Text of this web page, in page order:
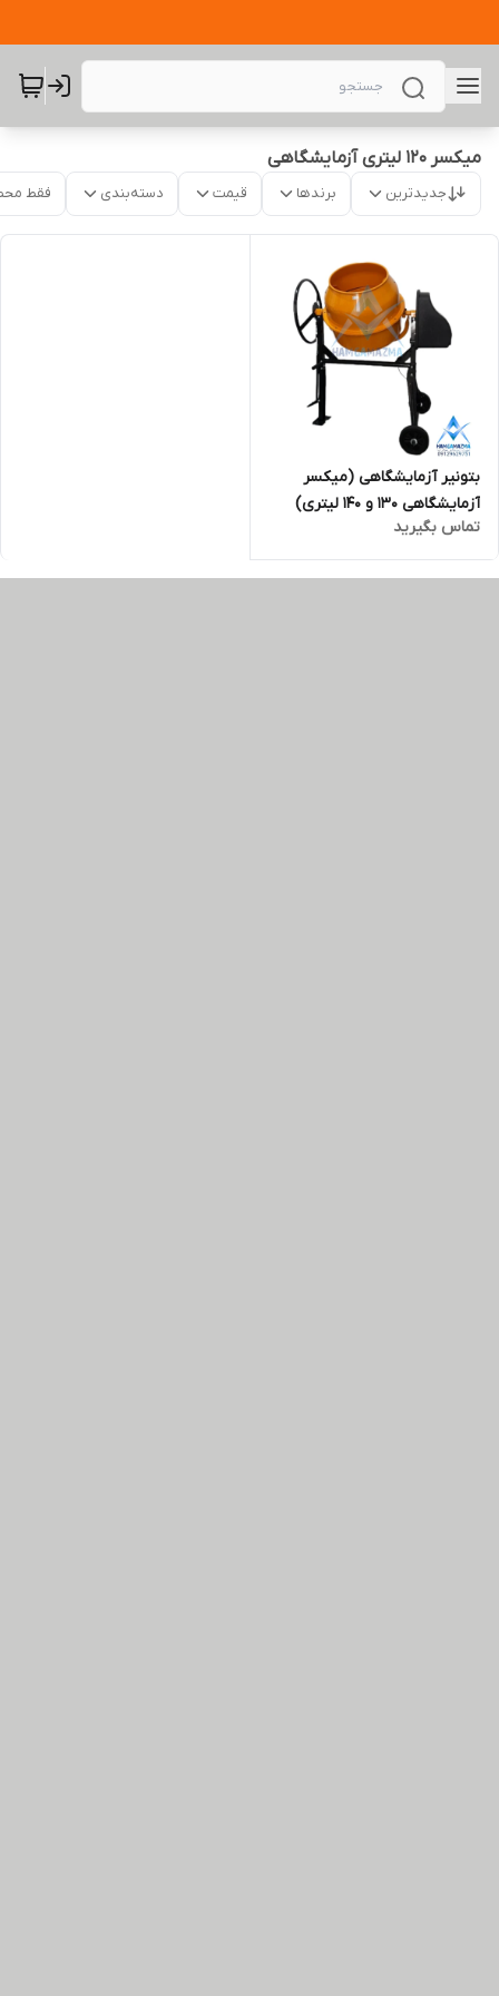
میکسر 120 لیتری آزمایشگاهی
جدیدترین برندها قیمت دسته‌بندی فقط
بتونیر آزمایشگاهی (میکسر
آزمایشگاهی 130 و 140 لیتری)
تماس بگیرید